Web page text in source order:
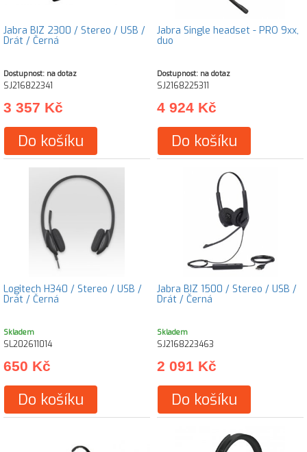
Jabra BIZ 2300 / Stereo / USB /
Drát / Černá
Dostupnost: na dotaz
SJ216822341
3 357 Kč
Do košíku
Jabra Single headset - PRO 9xx,
duo
Dostupnost: na dotaz
SJ2168225311
4 924 Kč
Do košíku
Logitech H340 / Stereo / USB /
Drát / Černá
Skladem
SL202611014
650 Kč
Do košíku
Jabra BIZ 1500 / Stereo / USB /
Drát / Černá
Skladem
SJ2168223463
2 091 Kč
Do košíku